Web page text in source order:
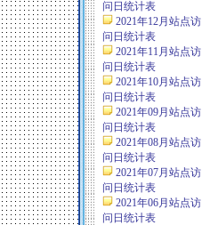
问日统计表
2021年12月站点访
问日统计表
2021年11月站点访
问日统计表
2021年10月站点访
问日统计表
2021年09月站点访
问日统计表
2021年08月站点访
问日统计表
2021年07月站点访
问日统计表
2021年06月站点访
问日统计表